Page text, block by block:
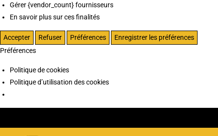
Gérer {vendor_count} fournisseurs
En savoir plus sur ces finalités
Accepter Refuser Préférences
Enregistrer les préférences
Préférences
Politique de cookies
Politique d’utilisation des cookies